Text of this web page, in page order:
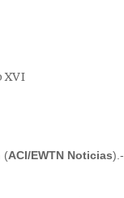
(ACI/EWTN Noticias).-